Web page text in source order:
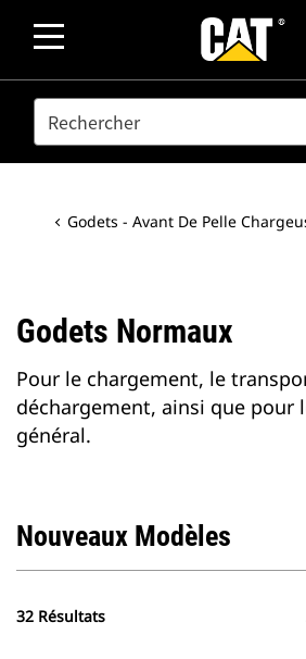
SEARCH
Godets - Avant De Pelle
Godets Normaux
Pour le chargement, le
déchargement, ainsi que pour
général.
Nouveaux Modèles
32 Résultats